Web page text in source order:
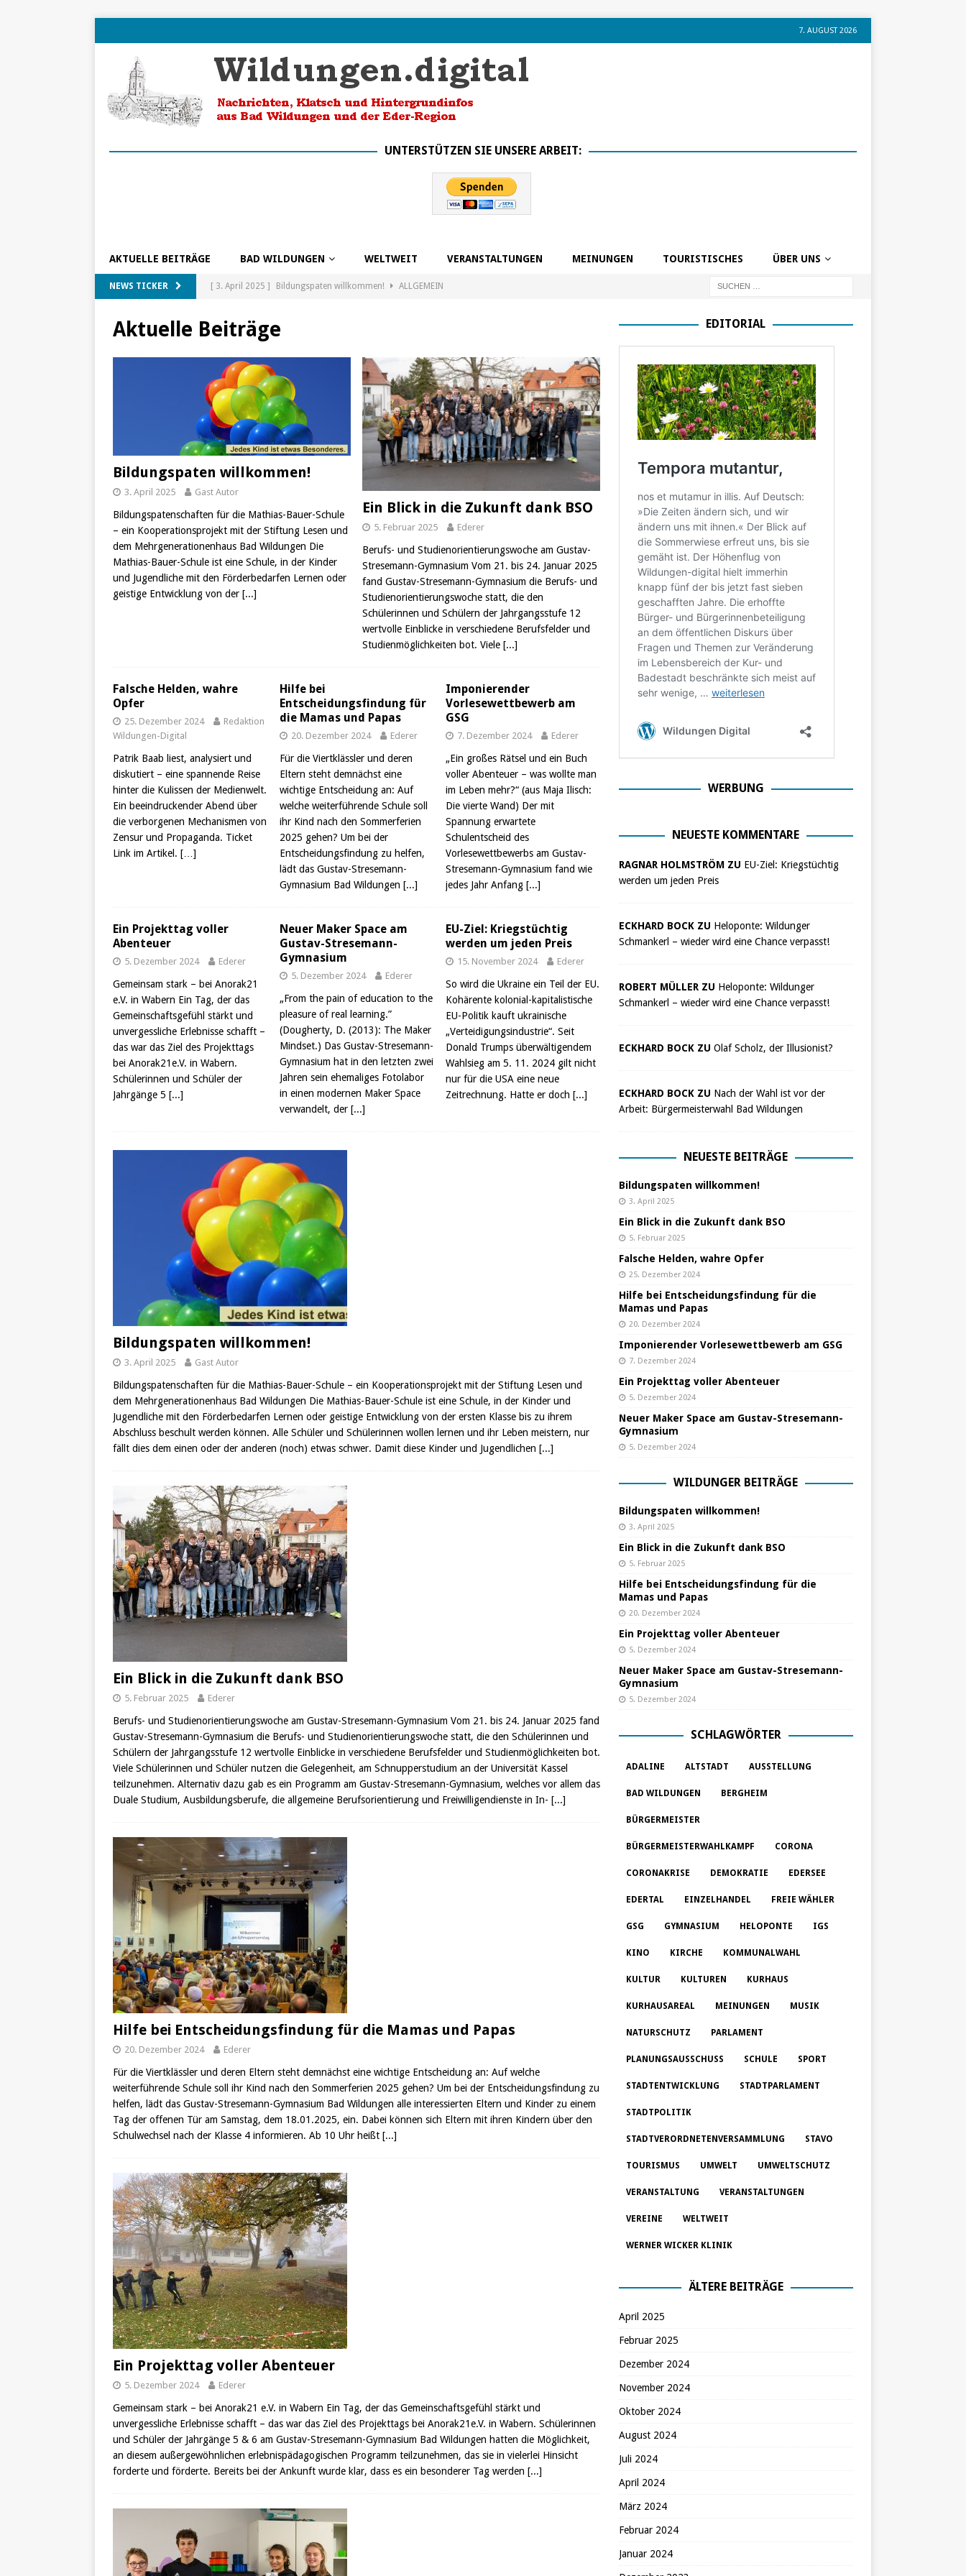
7. AUGUST 2026
UNTERSTÜTZEN SIE UNSERE ARBEIT:
AKTUELLE BEITRÄGE BAD WILDUNGEN WELTWEIT VERANSTALTUNGEN MEINUNGEN TOURISTISCHES ÜBER UNS
NEWS TICKER [ 3. April 2025 ] Bildungspaten willkommen! ALLGEMEIN
[ 25. Dezember 2024 ]
[ 20. Dezember 2024 ] Hilfe bei Entscheidungsfindung für die Mamas und Papas ALLGEMEIN
[ 7. Dezember 2024 ] Imponierender Vorlesewettbewerb am GSG ALLGEMEIN
[ 24. Januar 2022 ] Tempora mutantur, ALLGEMEIN
Aktuelle Beiträge
Bildungspaten willkommen!
3. April 2025 Gast Autor
Bildungspatenschaften für die Mathias-Bauer-Schule
– ein Kooperationsprojekt mit der Stiftung Lesen und
dem Mehrgenerationenhaus Bad Wildungen Die
Mathias-Bauer-Schule ist eine Schule, in der Kinder
und Jugendliche mit den Förderbedarfen Lernen oder
geistige Entwicklung von der [...]
Ein Blick in die Zukunft dank BSO
5. Februar 2025 Ederer
Berufs- und Studienorientierungswoche am Gustav-
Stresemann-Gymnasium Vom 21. bis 24. Januar 2025
fand Gustav-Stresemann-Gymnasium die Berufs- und
Studienorientierungswoche statt, die den
Schülerinnen und Schülern der Jahrgangsstufe 12
wertvolle Einblicke in verschiedene Berufsfelder und
Studienmöglichkeiten bot. Viele[...]
Falsche Helden, wahre
Opfer
25. Dezember 2024
Redaktion
Wildungen-Digital
Patrik Baab liest, analysiert und
diskutiert – eine spannende Reise
hinter die Kulissen der Medienwelt.
Ein beeindruckender Abend über
die verborgenen Mechanismen von
Zensur und Propaganda. Ticket
Link im Artikel. […]
Hilfe bei
Entscheidungsfindung für
die Mamas und Papas
20. Dezember 2024 Ederer
Für die Viertklässler und deren
Eltern steht demnächst eine
wichtige Entscheidung an: Auf
welche weiterführende Schule soll
ihr Kind nach den Sommerferien
2025 gehen? Um bei der
Entscheidungsfindung zu helfen,
lädt das Gustav-Stresemann-
Gymnasium Bad Wildungen [...]
Imponierender
Vorlesewettbewerb am
GSG
7. Dezember 2024 Ederer
„Ein großes Rätsel und ein Buch
voller Abenteuer – was wollte man
im Leben mehr?“ (aus Maja Ilisch:
Die vierte Wand) Der mit
Spannung erwartete
Schulentscheid des
Vorlesewettbewerbs am Gustav-
Stresemann-Gymnasium fand wie
jedes Jahr Anfang[...]
Ein Projekttag voller
Abenteuer
5. Dezember 2024 Ederer
Gemeinsam stark – bei Anorak21
e.V. in Wabern Ein Tag, der das
Gemeinschaftsgefühl stärkt und
unvergessliche Erlebnisse schafft –
das war das Ziel des Projekttags
bei Anorak21e.V. in Wabern.
Schülerinnen und Schüler der
Jahrgänge 5 [...]
Neuer Maker Space am
Gustav-Stresemann-
Gymnasium
5. Dezember 2024 Ederer
„From the pain of education to the
pleasure of real learning.”
(Dougherty, D. (2013): The Maker
Mindset.) Das Gustav-Stresemann-
Gymnasium hat in den letzten zwei
Jahren sein ehemaliges Fotolabor
in einen modernen Maker Space
verwandelt, der [...]
EU-Ziel: Kriegstüchtig
werden um jeden Preis
15. November 2024 Ederer
So wird die Ukraine ein Teil der EU.
Kohärente kolonial-kapitalistische
EU-Politik kauft ukrainische
„Verteidigungsindustrie“. Seit
Donald Trumps überwältigendem
Wahlsieg am 5. 11. 2024 gilt nicht
nur für die USA eine neue
Zeitrechnung. Hatte er doch[...]
Bildungspaten willkommen!
3. April 2025 Gast Autor
Bildungspatenschaften für die Mathias-Bauer-Schule – ein Kooperationsprojekt mit der Stiftung Lesen und
dem Mehrgenerationenhaus Bad Wildungen Die Mathias-Bauer-Schule ist eine Schule, in der Kinder und
Jugendliche mit den Förderbedarfen Lernen oder geistige Entwicklung von der ersten Klasse bis zu ihrem
Abschluss beschult werden können. Alle Schüler und Schülerinnen wollen lernen und ihr Leben meistern, nur
fällt dies dem einen oder der anderen (noch) etwas schwer. Damit diese Kinder und Jugendlichen [...]
Ein Blick in die Zukunft dank BSO
5. Februar 2025 Ederer
Berufs- und Studienorientierungswoche am Gustav-Stresemann-Gymnasium Vom 21. bis 24. Januar 2025 fand
Gustav-Stresemann-Gymnasium die Berufs- und Studienorientierungswoche statt, die den Schülerinnen und
Schülern der Jahrgangsstufe 12 wertvolle Einblicke in verschiedene Berufsfelder und Studienmöglichkeiten bot.
Viele Schülerinnen und Schüler nutzen die Gelegenheit, am Schnupperstudium an der Universität Kassel
teilzunehmen. Alternativ dazu gab es ein Programm am Gustav-Stresemann-Gymnasium, welches vor allem das
Duale Studium, Ausbildungsberufe, die allgemeine Berufsorientierung und Freiwilligendienste in In- [...]
Hilfe bei Entscheidungsfindung für die Mamas und Papas
20. Dezember 2024 Ederer
Für die Viertklässler und deren Eltern steht demnächst eine wichtige Entscheidung an: Auf welche
weiterführende Schule soll ihr Kind nach den Sommerferien 2025 gehen? Um bei der Entscheidungsfindung zu
helfen, lädt das Gustav-Stresemann-Gymnasium Bad Wildungen alle interessierten Eltern und Kinder zu einem
Tag der offenen Tür am Samstag, dem 18.01.2025, ein. Dabei können sich Eltern mit ihren Kindern über den
Schulwechsel nach der Klasse 4 informieren. Ab 10 Uhr heißt [...]
Ein Projekttag voller Abenteuer
5. Dezember 2024 Ederer
Gemeinsam stark – bei Anorak21 e.V. in Wabern Ein Tag, der das Gemeinschaftsgefühl stärkt und
unvergessliche Erlebnisse schafft – das war das Ziel des Projekttags bei Anorak21e.V. in Wabern. Schülerinnen
und Schüler der Jahrgänge 5 & 6 am Gustav-Stresemann-Gymnasium Bad Wildungen hatten die Möglichkeit,
an diesem außergewöhnlichen erlebnispädagogischen Programm teilzunehmen, das sie in vielerlei Hinsicht
forderte und förderte. Bereits bei der Ankunft wurde klar, dass es ein besonderer Tag werden [...]
EDITORIAL
WERBUNG
NEUESTE KOMMENTARE
RAGNAR HOLMSTRÖM ZU EU-Ziel: Kriegstüchtig
werden um jeden Preis
ECKHARD BOCK ZU Heloponte: Wildunger
Schmankerl – wieder wird eine Chance verpasst!
ROBERT MÜLLER ZU Heloponte: Wildunger
Schmankerl – wieder wird eine Chance verpasst!
ECKHARD BOCK ZU Olaf Scholz, der Illusionist?
ECKHARD BOCK ZU Nach der Wahl ist vor der
Arbeit: Bürgermeisterwahl Bad Wildungen
NEUESTE BEITRÄGE
Bildungspaten willkommen!
3. April 2025
Ein Blick in die Zukunft dank BSO
5. Februar 2025
Falsche Helden, wahre Opfer
25. Dezember 2024
Hilfe bei Entscheidungsfindung für die
Mamas und Papas
20. Dezember 2024
Imponierender Vorlesewettbewerb am GSG
7. Dezember 2024
Ein Projekttag voller Abenteuer
5. Dezember 2024
Neuer Maker Space am Gustav-Stresemann-
Gymnasium
5. Dezember 2024
WILDUNGER BEITRÄGE
Bildungspaten willkommen!
3. April 2025
Ein Blick in die Zukunft dank BSO
5. Februar 2025
Hilfe bei Entscheidungsfindung für die
Mamas und Papas
20. Dezember 2024
Ein Projekttag voller Abenteuer
5. Dezember 2024
Neuer Maker Space am Gustav-Stresemann-
Gymnasium
5. Dezember 2024
SCHLAGWÖRTER
ADALINE ALTSTADT AUSSTELLUNG
BAD WILDUNGEN BERGHEIM
BÜRGERMEISTER
BÜRGERMEISTERWAHLKAMPF CORONA
CORONAKRISE DEMOKRATIE EDERSEE
EDERTAL EINZELHANDEL FREIE WÄHLER
GSG GYMNASIUM HELOPONTE IGS
KINO KIRCHE KOMMUNALWAHL
KULTUR KULTUREN KURHAUS
KURHAUSAREAL MEINUNGEN MUSIK
NATURSCHUTZ PARLAMENT
PLANUNGSAUSSCHUSS SCHULE SPORT
STADTENTWICKLUNG STADTPARLAMENT
STADTPOLITIK
STADTVERORDNETENVERSAMMLUNG STAVO
TOURISMUS UMWELT UMWELTSCHUTZ
VERANSTALTUNG VERANSTALTUNGEN
VEREINE WELTWEIT
WERNER WICKER KLINIK
ÄLTERE BEITRÄGE
April 2025
Februar 2025
Dezember 2024
November 2024
Oktober 2024
August 2024
Juli 2024
April 2024
März 2024
Februar 2024
Januar 2024